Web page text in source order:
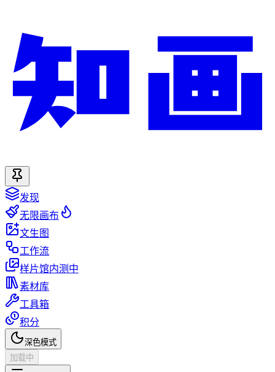
发现
无限画布
文生图
工作流
样片馆内测中
素材库
工具箱
积分
深色模式
加载中